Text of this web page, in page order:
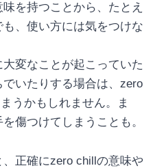
を持つことから、たとえ
、使い方には気をつけな
変なことが起こっていた
いたりする場合は、zero
うかもしれません。ま
傷つけてしまうことも。
正確にzero chillの意味や